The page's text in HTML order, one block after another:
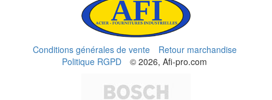
Conditions générales de vente
Retour marchandise
Politique RGPD
© 2026, Afi-pro.com